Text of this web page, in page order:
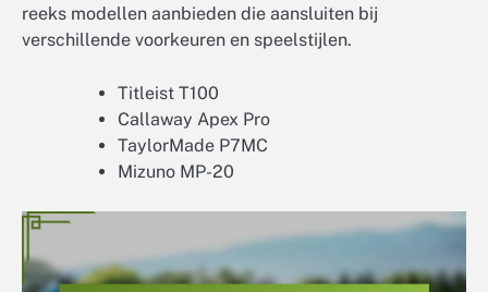
reeks modellen aanbieden die aansluiten bij
verschillende voorkeuren en speelstijlen.
Titleist T100
Callaway Apex Pro
TaylorMade P7MC
Mizuno MP-20